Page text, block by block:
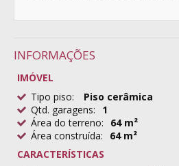
INFORMAÇÕES
IMÓVEL
Tipo piso:
Piso cerâmica
Qtd. garagens:
1
Área do terreno:
64 m²
Área construída:
64 m²
CARACTERÍSTICAS